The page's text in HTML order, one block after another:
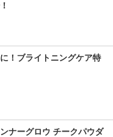
！ブライトニングケア特
ナーグロウ チークパウダ